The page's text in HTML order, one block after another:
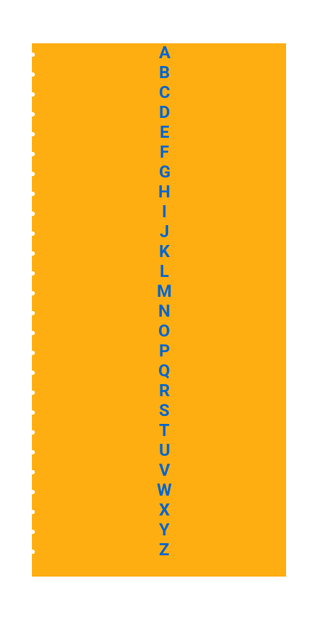
A
B
C
D
E
F
G
H
I
J
K
L
M
N
O
P
Q
R
S
T
U
V
W
X
Y
Z